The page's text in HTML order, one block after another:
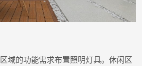
域的功能需求布置照明灯具。休闲区